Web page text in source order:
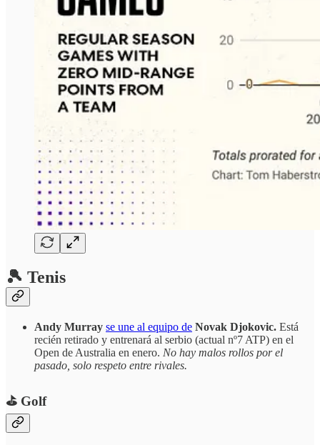
🎾 Tenis
Andy Murray se une al equipo de Novak Djokovic. Está
recién retirado y entrenará al serbio (actual nº7 ATP) en el
Open de Australia en enero. No hay malos rollos por el
pasado, solo respeto entre rivales.
⛳️ Golf